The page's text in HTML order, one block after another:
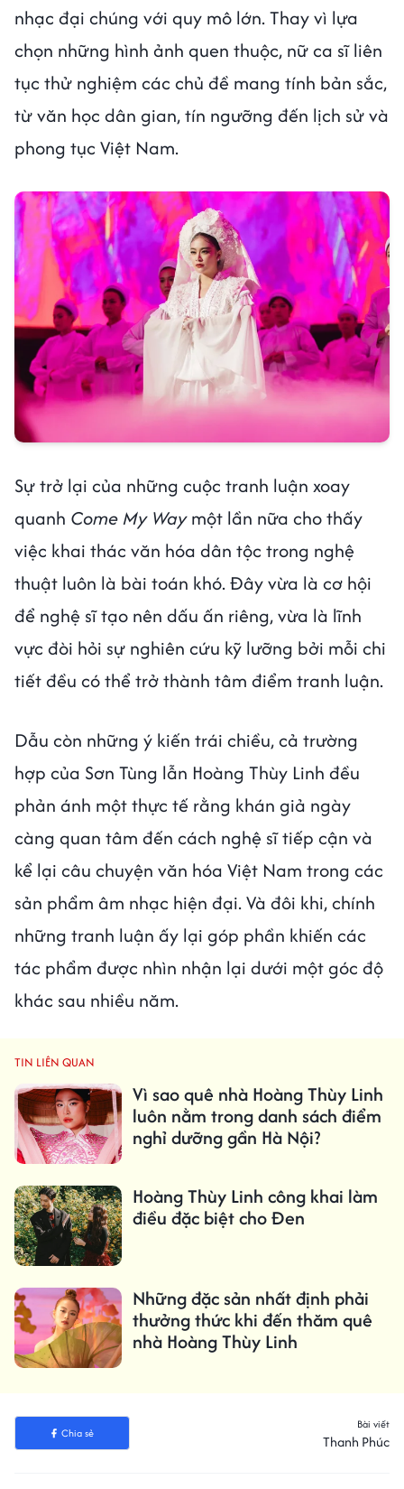
nhạc đại chúng với quy mô lớn. Thay vì lựa
chọn những hình ảnh quen thuộc, nữ ca sĩ liên
tục thử nghiệm các chủ đề mang tính bản sắc,
từ văn học dân gian, tín ngưỡng đến lịch sử và
phong tục Việt Nam.
Sự trở lại của những cuộc tranh luận xoay
quanh Come My Waymột lần nữa cho thấy
việc khai thác văn hóa dân tộc trong nghệ
thuật luôn là bài toán khó. Đây vừa là cơ hội
để nghệ sĩ tạo nên dấu ấn riêng, vừa là lĩnh
vực đòi hỏi sự nghiên cứu kỹ lưỡng bởi mỗi chi
tiết đều có thể trở thành tâm điểm tranh luận.
Dẫu còn những ý kiến trái chiều, cả trường
hợp của Sơn Tùng lẫn Hoàng Thùy Linh đều
phản ánh một thực tế rằng khán giả ngày
càng quan tâm đến cách nghệ sĩ tiếp cận và
kể lại câu chuyện văn hóa Việt Nam trong các
sản phẩm âm nhạc hiện đại. Và đôi khi, chính
những tranh luận ấy lại góp phần khiến các
tác phẩm được nhìn nhận lại dưới một góc độ
khác sau nhiều năm.
TIN LIÊN QUAN
Vì sao quê nhà Hoàng Thùy Linh
luôn nằm trong danh sách điểm
nghỉ dưỡng gần Hà Nội?
Hoàng Thùy Linh công khai làm
điều đặc biệt cho Đen
Những đặc sản nhất định phải
thưởng thức khi đến thăm quê
nhà Hoàng Thùy Linh
Chia sẻ
Bài viết
Thanh Phúc